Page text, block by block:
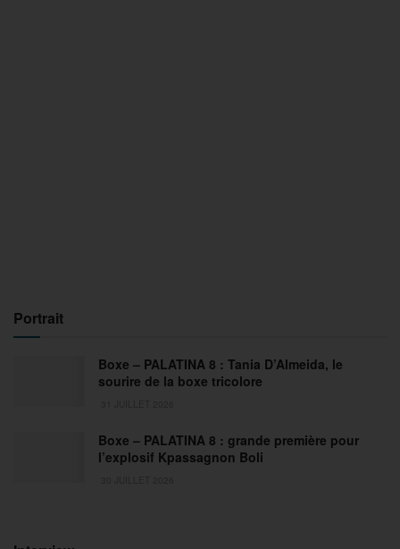
Portrait
Boxe – PALATINA 8 : Tania D’Almeida, le
sourire de la boxe tricolore
Boxe – PALATINA 8 : grande première pour
l’explosif Kpassagnon Boli